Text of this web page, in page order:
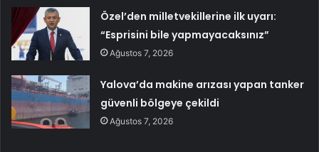
Özel’den milletvekillerine ilk uyarı:
“Esprisini bile yapmayacaksınız”
Ağustos 7, 2026
Yalova’da makine arızası yapan tanker
güvenli bölgeye çekildi
Ağustos 7, 2026